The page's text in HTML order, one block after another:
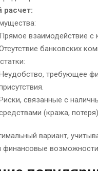
расчет:
Прямое взаимодействие с
банковских
требующее
связанные с
(кража,
вариант,
финансовые